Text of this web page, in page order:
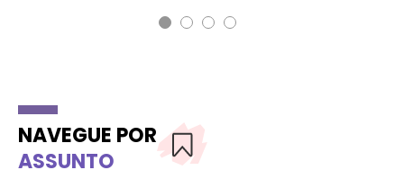
NAVEGUE POR
ASSUNTO